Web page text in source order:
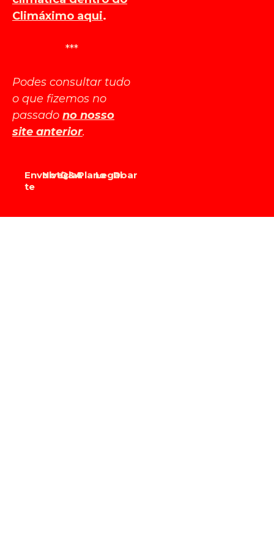
Climáximo aqui.
***
Podes consultar tudo
o que fizemos no
passado no nosso
site anterior.
Envolve-
te
Notícias
Q&APlanoLegalDoar